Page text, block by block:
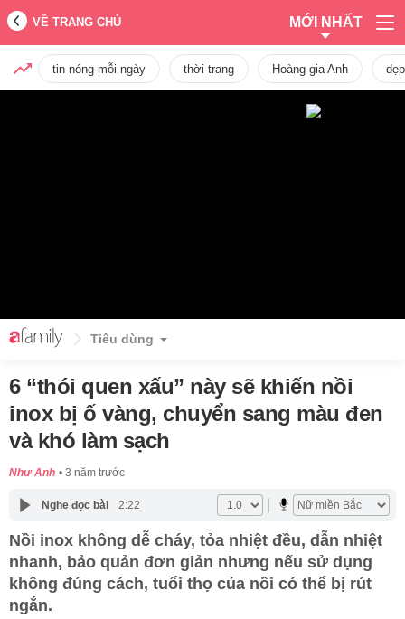
VỀ TRANG CHỦ MỚI NHẤT
tin nóng mỗi ngày thời trang Hoàng gia Anh dẹp
Tiêu dùng
6 “thói quen xấu” này sẽ khiến nồi
inox bị ố vàng, chuyển sang màu đen
và khó làm sạch
Như Anh 3 năm trước
Nghe đọc bài 2:22
Nồi inox không dễ cháy, tỏa nhiệt đều, dẫn nhiệt
nhanh, bảo quản đơn giản nhưng nếu sử dụng
không đúng cách, tuổi thọ của nồi có thể bị rút
ngắn.